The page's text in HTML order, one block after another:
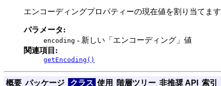
エンコーディングプロパティーの現在値を割り当てます
パラメータ:
encoding - 新しい「エンコーディング」値
関連項目:
getEncoding()
概要 パッケージ クラス 使用 階層ツリー 非推奨 API 索引